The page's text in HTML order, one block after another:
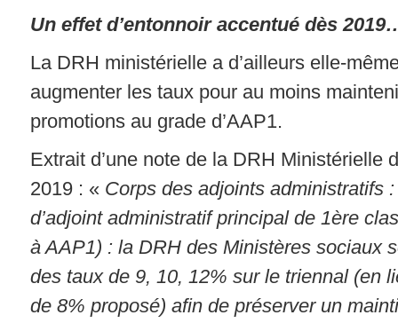
Un effet d’entonnoir accentué dès
La DRH ministérielle a d’ailleurs elle-
augmenter les taux pour au moins
promotions au grade d’AAP1.
Extrait d’une note de la DRH Ministérielle
2019 : «Corps des adjoints administratifs
d’adjoint administratif principal de 1ère
à AAP1) : la DRH des Ministères sociaux
des taux de 9, 10, 12% sur le triennal (en
de 8% proposé) afin de préserver un